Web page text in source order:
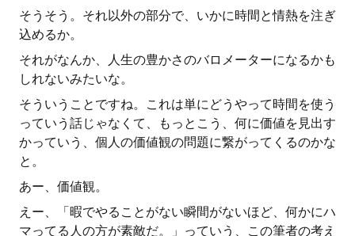
そうそう。それ以外の部分で、いかに時間と情熱を注ぎ
込めるか。
それがなんか、人生の豊かさのバロメーターになるかも
しれないみたいな。
そういうことですね。これは単にどうやって時間を使う
っていう話じゃなくて、もっとこう、何に価値を見出す
かっていう、個人の価値観の問題に繋がってくるのかな
と。
あー、価値観。
えー、「暇でやることがない瞬間がないほど、何かにハ
マってる人の方が素敵だ。」っていう、この筆者の考え